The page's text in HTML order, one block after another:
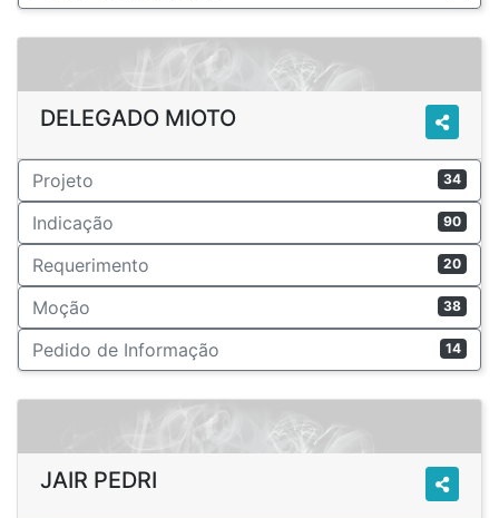
DELEGADO MIOTO
Projeto 34
Indicação 90
Requerimento 20
Moção 38
Pedido de Informação 14
JAIR PEDRI